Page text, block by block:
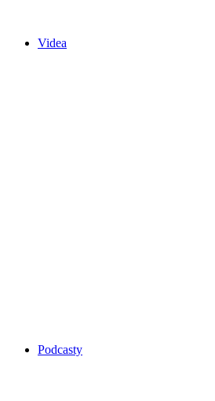
Videa
Podcasty